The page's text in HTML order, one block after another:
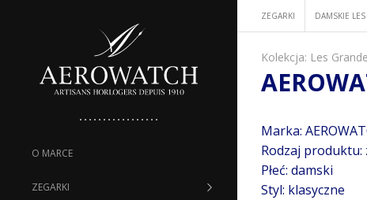
O MARCE
ZEGARKI
ZEGARKI DAMSKIE
Kolekcja: Les
Marka:
Rodzaj
Płeć: damski
Styl: klasyczne